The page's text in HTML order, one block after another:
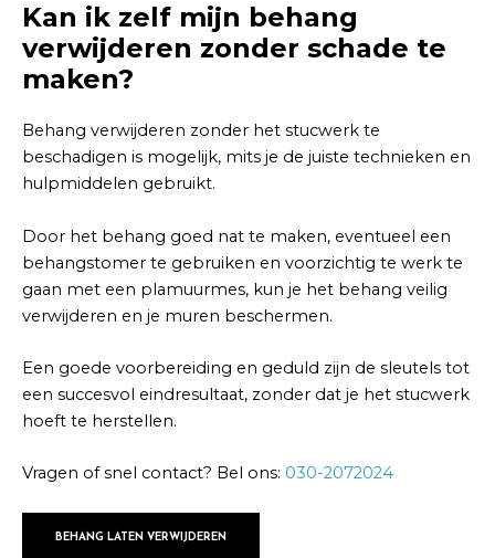
Kan ik zelf mijn behang
verwijderen zonder schade te
maken?
Behang verwijderen zonder het stucwerk te
beschadigen is mogelijk, mits je de juiste technieken en
hulpmiddelen gebruikt.
Door het behang goed nat te maken, eventueel een
behangstomer te gebruiken en voorzichtig te werk te
gaan met een plamuurmes, kun je het behang veilig
verwijderen en je muren beschermen.
Een goede voorbereiding en geduld zijn de sleutels tot
een succesvol eindresultaat, zonder dat je het stucwerk
hoeft te herstellen.
Vragen of snel contact? Bel ons: 030-2072024
BEHANG LATEN VERWIJDEREN